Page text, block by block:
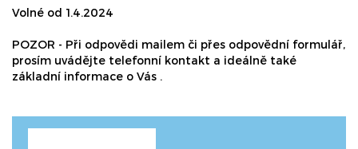
Volné od 1.4.2024
POZOR - Při odpovědi mailem či přes odpovědní formulář,
prosím uvádějte telefonní kontakt a ideálně také
základní informace o Vás .